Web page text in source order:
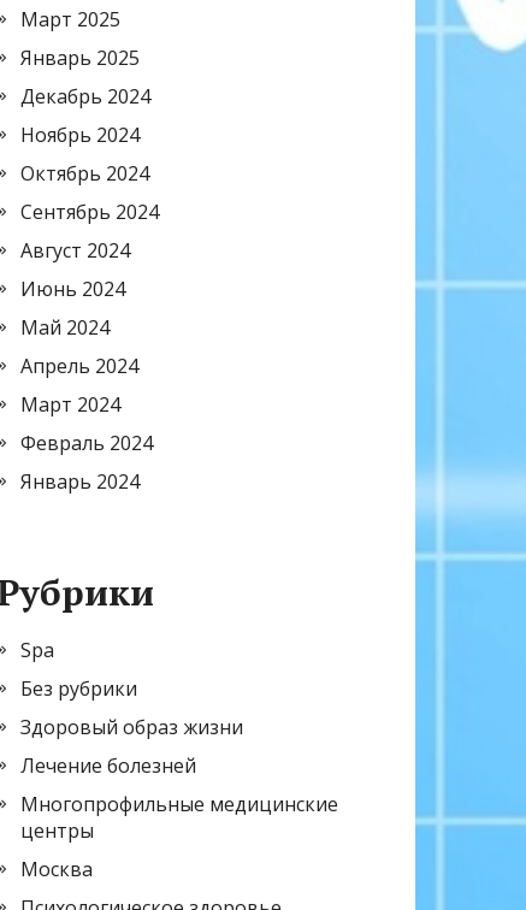
Март 2025
Январь 2025
Декабрь 2024
Ноябрь 2024
Октябрь 2024
Сентябрь 2024
Август 2024
Июнь 2024
Май 2024
Апрель 2024
Март 2024
Февраль 2024
Январь 2024
Spa
Без рубрики
Здоровый образ жизни
Лечение болезней
Многопрофильные медицинские
центры
Москва